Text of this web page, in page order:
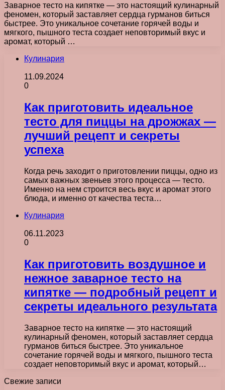
Заварное тесто на кипятке — это настоящий кулинарный
феномен, который заставляет сердца гурманов биться
быстрее. Это уникальное сочетание горячей воды и
мягкого, пышного теста создает неповторимый вкус и
аромат, который …
Кулинария
11.09.2024
0
Как приготовить идеальное
тесто для пиццы на дрожжах —
лучший рецепт и секреты
успеха
Когда речь заходит о приготовлении пиццы, одно из
самых важных звеньев этого процесса — тесто.
Именно на нем строится весь вкус и аромат этого
блюда, и именно от качества теста…
Кулинария
06.11.2023
0
Как приготовить воздушное и
нежное заварное тесто на
кипятке — подробный рецепт и
секреты идеального результатa
Заварное тесто на кипятке — это настоящий
кулинарный феномен, который заставляет сердца
гурманов биться быстрее. Это уникальное
сочетание горячей воды и мягкого, пышного теста
создает неповторимый вкус и аромат, который…
Свежие записи